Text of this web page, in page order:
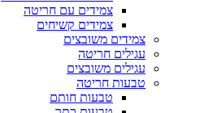
צמידים עם חריטה
צמידים קשיחים
צמידים משובצים
עגילים חריטה
עגילים משובצים
טבעות חריטה
טבעות חותם